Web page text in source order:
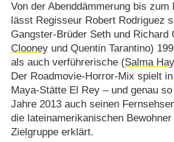
Von der Abenddämmerung bis zum
lässt Regisseur Robert Rodriguez
Gangster-Brüder Seth und Richard
Clooneyund Quentin Tarantino)
als auch verführerische (Salma
Der Roadmovie-Horror-Mix spielt
Maya-Stätte El Rey – und genau
Jahre 2013 auch seinen
die lateinamerikanischen
Zielgruppe erklärt.